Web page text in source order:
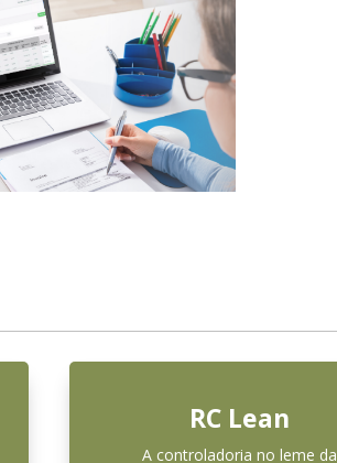
RC Lean
A controladoria no leme da